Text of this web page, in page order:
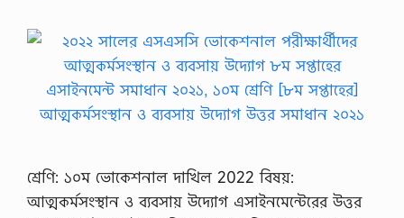
শ্রেণি: ১০ম ভোকেশনাল দাখিল 2022 বিষয়:
আত্মকর্মসংস্থান ও ব্যবসায় উদ্যোগ এসাইনমেন্টেরের উত্তর